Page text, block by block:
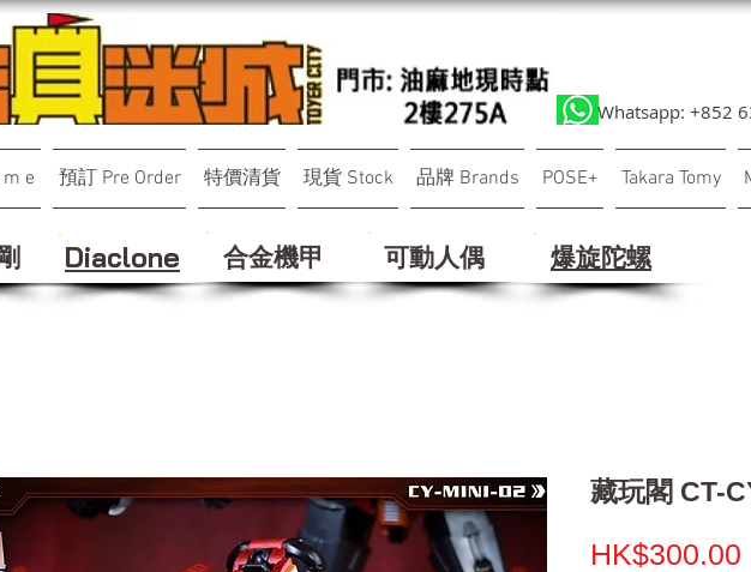
Whatsapp: +852
e 預訂 Pre Order 特價清貨 現貨 Stock 品牌 Brands POSE+ Takara Tomy
Diaclone 合金機甲 可動人偶 ​爆旋陀螺
藏玩閣 CT-
HK$300.00